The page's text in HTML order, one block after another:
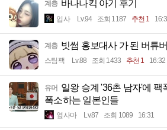
계층 바나나킥 아기 후기
입사 Lv.94 조회 1187 추천 1
계층 빗썸 홍보대사 가 된 버튜버
스팀팩 Lv.88 조회 1433 추천 1 16:32
유머 일왕 승계 '36촌 남자'에 팩
폭소하는 일본인들
옆사마 Lv.87 조회 1089 16:31